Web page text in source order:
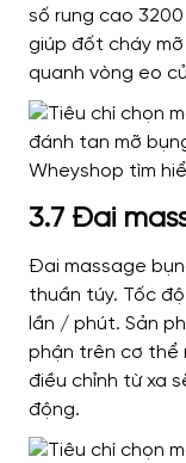
số rung cao
giúp đốt cháy
quanh vòng eo
3.7 Đai
Đai massage
thuần túy. Tốc
lần / phút. Sản
phận trên cơ thể
điều chỉnh từ xa
động.